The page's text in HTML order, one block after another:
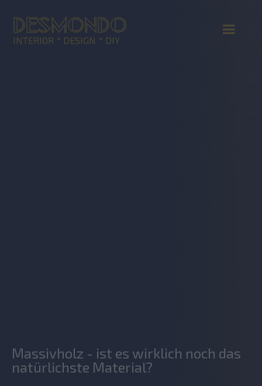
DESMONDO
INTERIOR * DESIGN * DIY
Massivholz - ist es wirklich noch das
natürlichste Material?